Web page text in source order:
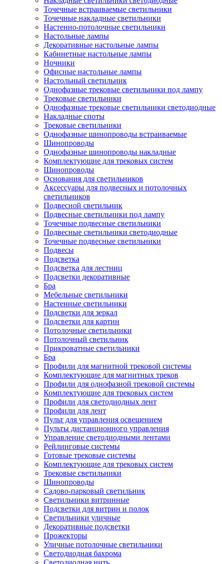
Точечные встраиваемые светильники
Точечные накладные светильники
Настенно-потолочные светильники
Настольные лампы
Декоративные настольные лампы
Кабинетные настольные лампы
Ночники
Офисные настольные лампы
Настольный светильник
Однофазные трековые светильники под лампу
Трековые светильники
Однофазные трековые светильники светодиодные
Накладные споты
Трековые светильники
Однофазные шинопроводы встраиваемые
Шинопроводы
Однофазные шинопроводы накладные
Комплектующие для трековых систем
Шинопроводы
Основания для светильников
Аксессуары для подвесных и потолочных
светильников
Подвесной светильник
Подвесные светильники под лампу
Точечные подвесные светильники
Подвесные светильники светодиодные
Точечные подвесные светильники
Подвесы
Подсветка
Подсветка для лестниц
Подсветки декоративные
Бра
Мебельные светильники
Настенные светильники
Подсветки для зеркал
Подсветки для картин
Потолочные светильники
Потолочный светильник
Прикроватные светильники
Бра
Профили для магнитной трековой системы
Комплектующие для магнитных треков
Профили для однофазной трековой системы
Комплектующие для трековых систем
Профили для светодиодных лент
Профили для лент
Пульт для управления освещением
Пульты дистанционного управления
Управление светодиодными лентами
Рейлинговые системы
Готовые трековые системы
Комплектующие для трековых систем
Трековые светильники
Шинопроводы
Садово-парковый светильник
Светильники витринные
Подсветки для витрин и полок
Светильники уличные
Декоративные подсветки
Прожекторы
Уличные потолочные светильники
Светодиодная бахрома
Светодиодная нить